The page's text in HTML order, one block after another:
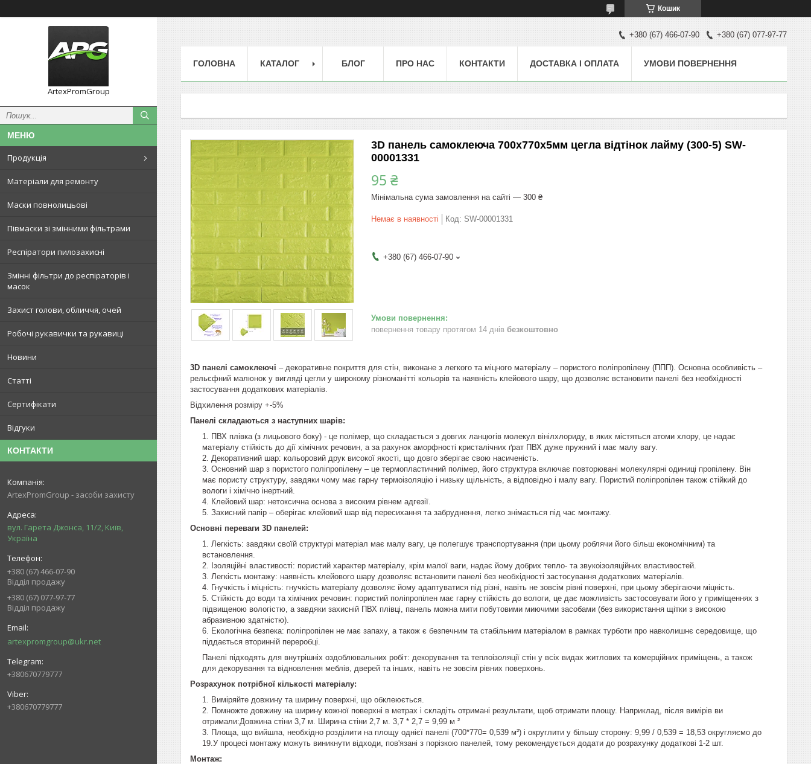
Кошик
ArtexPromGroup
Продукція
Матеріали для ремонту
Маски повнолицьові
Півмаски зі змінними фільтрами
Респіратори пилозахисні
Змінні фільтри до респіраторів і
масок
Захист голови, обличчя, очей
Робочі рукавички та рукавиці
Новини
Статті
Сертифікати
Відгуки
КОНТАКТИ
ArtexPromGroup - засоби захисту
вул. Гарета Джонса, 11/2, Київ,
Україна
+380 (67) 466-07-90
Відділ продажу
+380 (67) 077-97-77
Відділ продажу
artexpromgroup@ukr.net
+380670779777
+380670779777
+380 (67) 466-07-90 +380 (67) 077-97-77
ГОЛОВНА КАТАЛОГ БЛОГ ПРО НАС КОНТАКТИ ДОСТАВКА І ОПЛАТА УМОВИ ПОВЕРНЕННЯ
3D панель самоклеюча 700х770х5мм цегла відтінок лайму (300-5) SW-
00001331
95 ₴
Мінімальна сума замовлення на сайті — 300 ₴
Немає в наявності Код: SW-00001331
+380 (67) 466-07-90
повернення товару протягом 14 днів безкоштовно
3D панелі самоклеючі – декоративне покриття для стін, виконане з легкого та міцного матеріалу – пористого поліпропілену (ППП). Основна особливість –
рельєфний малюнок у вигляді цегли у широкому різноманітті кольорів та наявність клейового шару, що дозволяє встановити панелі без необхідності
застосування додаткових матеріалів.
Відхилення розміру +-5%
Панелі складаються з наступних шарів:
ПВХ плівка (з лицьового боку) - це полімер, що складається з довгих ланцюгів молекул вінілхлориду, в яких містяться атоми хлору, це надає
матеріалу стійкість до дії хімічних речовин, а за рахунок аморфності кристалічних ґрат ПВХ дуже пружний і має малу вагу.
Декоративний шар: кольоровий друк високої якості, що довго зберігає свою насиченість.
Основний шар з пористого поліпропілену – це термопластичний полімер, його структура включає повторювані молекулярні одиниці пропілену. Він
має пористу структуру, завдяки чому має гарну термоізоляцію і низьку щільність, а відповідно і малу вагу. Пористий поліпропілен також стійкий до
вологи і хімічно інертний.
Клейовий шар: нетоксична основа з високим рівнем адгезії.
Захисний папір – оберігає клейовий шар від пересихання та забруднення, легко знімається під час монтажу.
Основні переваги 3D панелей:
Легкість: завдяки своїй структурі матеріал має малу вагу, це полегшує транспортування (при цьому роблячи його більш економічним) та
встановлення.
Ізоляційні властивості: пористий характер матеріалу, крім малої ваги, надає йому добрих тепло- та звукоізоляційних властивостей.
Легкість монтажу: наявність клейового шару дозволяє встановити панелі без необхідності застосування додаткових матеріалів.
Гнучкість і міцність: гнучкість матеріалу дозволяє йому адаптуватися під різні, навіть не зовсім рівні поверхні, при цьому зберігаючи міцність.
Стійкість до води та хімічних речовин: пористий поліпропілен має гарну стійкість до вологи, це дає можливість застосовувати його у приміщеннях з
підвищеною вологістю, а завдяки захисній ПВХ плівці, панель можна мити побутовими миючими засобами (без використання щітки з високою
абразивною здатністю).
Екологічна безпека: поліпропілен не має запаху, а також є безпечним та стабільним матеріалом в рамках турботи про навколишнє середовище, що
піддається вторинній переробці.
Панелі підходять для внутрішніх оздоблювальних робіт: декорування та теплоізоляції стін у всіх видах житлових та комерційних приміщень, а також
для декорування та відновлення меблів, дверей та інших, навіть не зовсім рівних поверхонь.
Розрахунок потрібної кількості матеріалу:
Виміряйте довжину та ширину поверхні, що обклеюється.
Помножте довжину на ширину кожної поверхні в метрах і складіть отримані результати, щоб отримати площу. Наприклад, після вимірів ви
отримали:Довжина стіни 3,7 м. Ширина стіни 2,7 м. 3,7 * 2,7 = 9,99 м ²
Площа, що вийшла, необхідно розділити на площу однієї панелі (700*770= 0,539 м²) і округлити у більшу сторону: 9,99 / 0,539 = 18,53 округляємо до
19.У процесі монтажу можуть виникнути відходи, пов'язані з порізкою панелей, тому рекомендується додати до розрахунку додаткові 1-2 шт.
Монтаж: